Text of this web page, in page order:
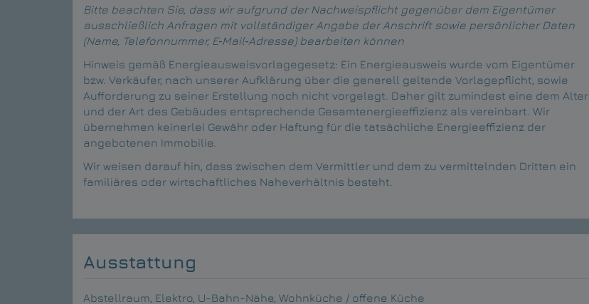
Bitte beachten Sie, dass wir aufgrund der Nachweispflicht gegenüber dem Eigentümer
ausschließlich Anfragen mit vollständiger Angabe der Anschrift sowie persönlicher Daten
(Name, Telefonnummer, E‑Mail‑Adresse) bearbeiten können
Hinweis gemäß Energieausweisvorlagegesetz: Ein Energieausweis wurde vom Eigentümer
bzw. Verkäufer, nach unserer Aufklärung über die generell geltende Vorlagepflicht, sowie
Aufforderung zu seiner Erstellung noch nicht vorgelegt. Daher gilt zumindest eine dem Alter
und der Art des Gebäudes entsprechende Gesamtenergieeffizienz als vereinbart. Wir
übernehmen keinerlei Gewähr oder Haftung für die tatsächliche Energieeffizienz der
angebotenen Immobilie.
Wir weisen darauf hin, dass zwischen dem Vermittler und dem zu vermittelnden Dritten ein
familiäres oder wirtschaftliches Naheverhältnis besteht.
Ausstattung
Abstellraum Elektro U-Bahn-Nähe Wohnküche / offene Küche